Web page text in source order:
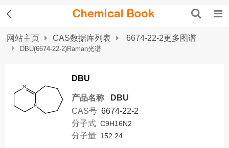
网站主页 CAS数据库列表 6674-22-2更多图谱
DBU(6674-22-2)Raman光谱
DBU
产品名称
DBU
CAS号 6674-22-2
分子式 C9H16N2
分子量 152.24